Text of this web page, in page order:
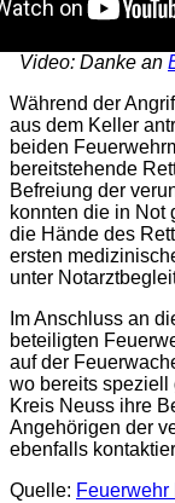
Video: Danke an
Während der
aus dem Keller
beiden
bereitstehende
Befreiung der
konnten die in Not
die Hände des
ersten
unter
Im Anschluss an
beteiligten
auf der
wo bereits speziell
Kreis Neuss ihre
Angehörigen der
ebenfalls
Quelle: Feuerwehr